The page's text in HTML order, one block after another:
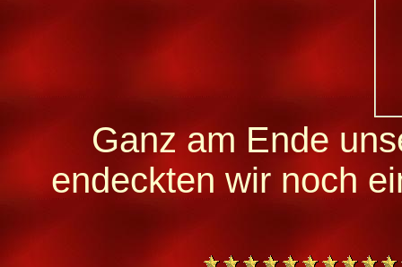
Ganz am Ende
endeckten wir noch